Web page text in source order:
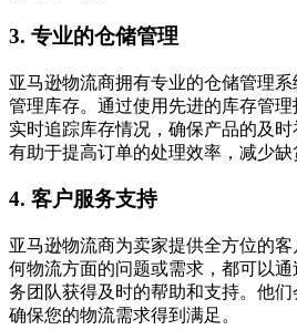
3. 专业的仓储管理
亚马逊物流商拥有专业的仓储管理
管理库存。通过使用先进的库存管
实时追踪库存情况，确保产品的及
有助于提高订单的处理效率，减少缺
4. 客户服务支持
亚马逊物流商为卖家提供全方位的
何物流方面的问题或需求，都可以
务团队获得及时的帮助和支持。他
确保您的物流需求得到满足。